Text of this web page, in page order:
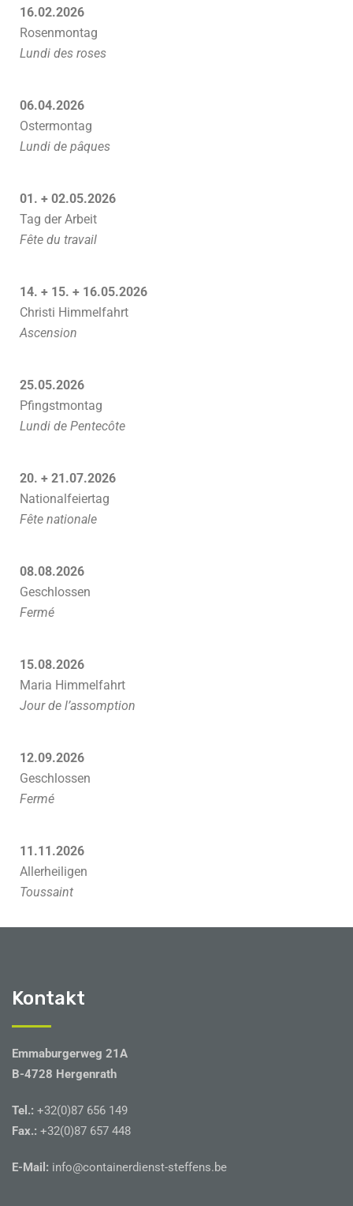
16.02.2026
Rosenmontag
Lundi des roses
06.04.2026
Ostermontag
Lundi de pâques
01. + 02.05.2026
Tag der Arbeit
Fête du travail
14. + 15. + 16.05.2026
Christi Himmelfahrt
Ascension
25.05.2026
Pfingstmontag
Lundi de Pentecôte
20. + 21.07.2026
Nationalfeiertag
Fête nationale
08.08.2026
Geschlossen
Fermé
15.08.2026
Maria Himmelfahrt
Jour de l’assomption
12.09.2026
Geschlossen
Fermé
11.11.2026
Allerheiligen
Toussaint
Kontakt
Emmaburgerweg 21A
B-4728 Hergenrath
Tel.: +32(0)87 656 149
Fax.: +32(0)87 657 448
E-Mail: info@containerdienst-steffens.be